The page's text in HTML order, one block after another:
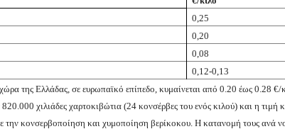
0,25
0,20
0,08
0,12-0,13
της Ελλάδας, σε ευρωπαϊκό επίπεδο, κυμαίνεται από 0.20 έως 0.28 €/
χιλιάδες χαρτοκιβώτια (24 κονσέρβες του ενός κιλού) και η
την κονσερβοποίηση και χυμοποίηση βερίκοκου. Η κατανομή τους ανά